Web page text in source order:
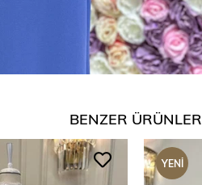
BENZER ÜRÜNLER
YENI